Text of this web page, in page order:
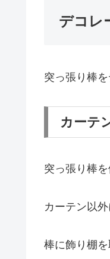
デコレ
突っ張り棒
カーテ
突っ張り棒
カーテン以
棒に飾り棚